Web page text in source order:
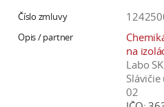
na
Labo
02